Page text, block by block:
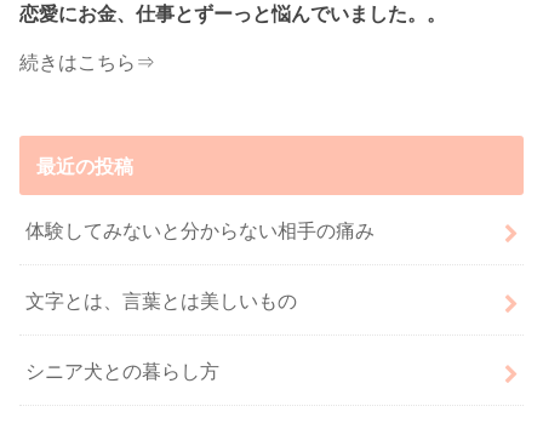
恋愛にお金、仕事とずーっと悩んでいました。。
続きはこちら⇒
最近の投稿
体験してみないと分からない相手の痛み
文字とは、言葉とは美しいもの
シニア犬との暮らし方